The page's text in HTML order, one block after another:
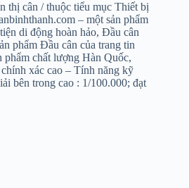
cân / thuộc tiểu mục Thiết bị
– một sản phẩm
di động hoàn hảo, Đầu cân
phẩm Đầu cân của trang tin
phẩm chất lượng Hàn Quốc,
xác cao – Tính năng kỹ
bên trong cao : 1/100.000; đạt